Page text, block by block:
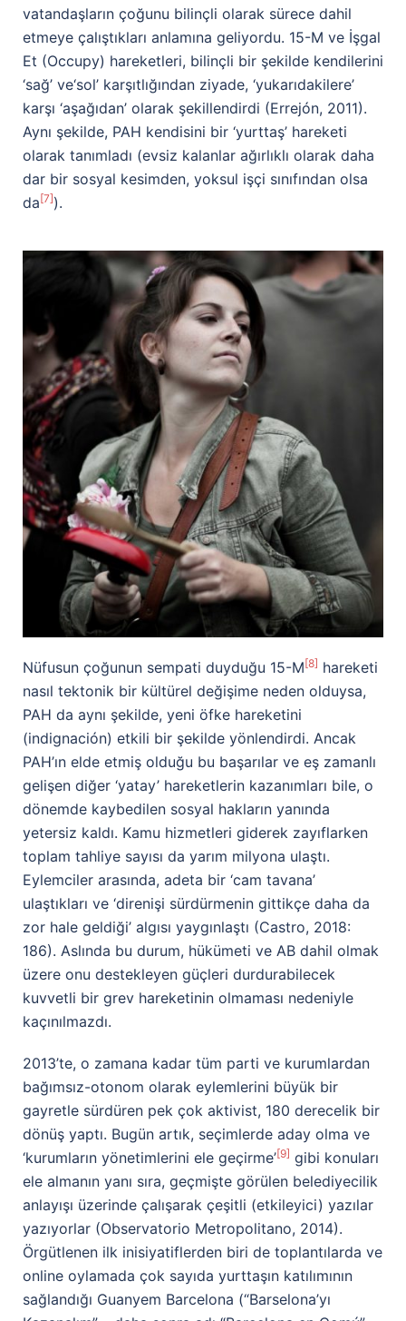
vatandaşların çoğunu bilinçli olarak sürece dahil
etmeye çalıştıkları anlamına geliyordu. 15-M ve İşgal
Et (Occupy) hareketleri, bilinçli bir şekilde kendilerini
‘sağ’ ve‘sol’ karşıtlığından ziyade, ‘yukarıdakilere’
karşı ‘aşağıdan’ olarak şekillendirdi (Errejón, 2011).
Aynı şekilde, PAH kendisini bir ‘yurttaş’ hareketi
olarak tanımladı (evsiz kalanlar ağırlıklı olarak daha
dar bir sosyal kesimden, yoksul işçi sınıfından olsa
da [7]).
Nüfusun çoğunun sempati duyduğu 15-M [8] hareketi
nasıl tektonik bir kültürel değişime neden olduysa,
PAH da aynı şekilde, yeni öfke hareketini
(indignación) etkili bir şekilde yönlendirdi. Ancak
PAH’ın elde etmiş olduğu bu başarılar ve eş zamanlı
gelişen diğer ‘yatay’ hareketlerin kazanımları bile, o
dönemde kaybedilen sosyal hakların yanında
yetersiz kaldı. Kamu hizmetleri giderek zayıflarken
toplam tahliye sayısı da yarım milyona ulaştı.
Eylemciler arasında, adeta bir ‘cam tavana’
ulaştıkları ve ‘direnişi sürdürmenin gittikçe daha da
zor hale geldiği’ algısı yaygınlaştı (Castro, 2018:
186). Aslında bu durum, hükümeti ve AB dahil olmak
üzere onu destekleyen güçleri durdurabilecek
kuvvetli bir grev hareketinin olmaması nedeniyle
kaçınılmazdı.
2013’te, o zamana kadar tüm parti ve kurumlardan
bağımsız-otonom olarak eylemlerini büyük bir
gayretle sürdüren pek çok aktivist, 180 derecelik bir
dönüş yaptı. Bugün artık, seçimlerde aday olma ve
‘kurumların yönetimlerini ele geçirme’[9] gibi konuları
ele almanın yanı sıra, geçmişte görülen belediyecilik
anlayışı üzerinde çalışarak çeşitli (etkileyici) yazılar
yazıyorlar (Observatorio Metropolitano, 2014).
Örgütlenen ilk inisiyatiflerden biri de toplantılarda ve
online oylamada çok sayıda yurttaşın katılımının
sağlandığı Guanyem Barcelona (“Barselona’yı